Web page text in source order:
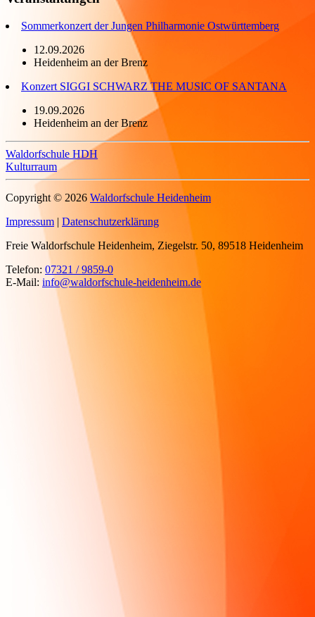
Sommerkonzert der Jungen Philharmonie Ostwürttemberg
12.09.2026
Heidenheim an der Brenz
Konzert SIGGI SCHWARZ THE MUSIC OF SANTANA
19.09.2026
Heidenheim an der Brenz
Waldorfschule HDH
Kulturraum
Copyright © 2026 Waldorfschule Heidenheim
Impressum | Datenschutzerklärung
Freie Waldorfschule Heidenheim, Ziegelstr. 50, 89518 Heidenheim
Telefon: 07321 / 9859-0
E-Mail: info@waldorfschule-heidenheim.de